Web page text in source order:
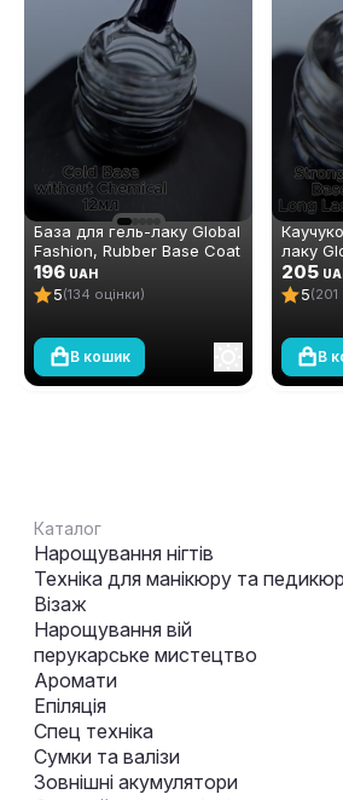
База для гель-лаку Global
Fashion, Rubber Base Coat
Without Chemicals 12 мл
196 UAH
5(134 оцінки)
В кошик
лаку
Strong
Coat,
205
5(201
В
Каталог
Нарощування нігтів
Техніка для манікюру та
Візаж
Нарощування вій
перукарське мистецтво
Аромати
Епіляція
Спец техніка
Сумки та валізи
Зовнішні акумулятори